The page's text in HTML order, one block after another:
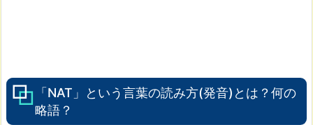
「NAT」という言葉の読み方(発音)とは？何の
略語？